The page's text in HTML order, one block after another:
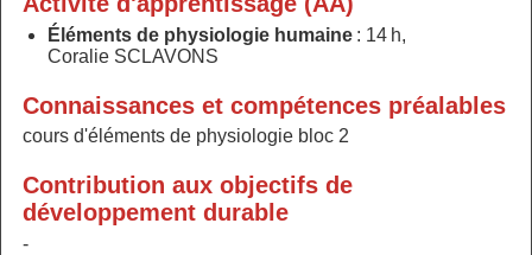
Éléments de physiologie humaine : 14 h,
Coralie SCLAVONS
Connaissances et compétences préalables
cours d'éléments de physiologie bloc 2
Contribution aux objectifs de
développement durable
-